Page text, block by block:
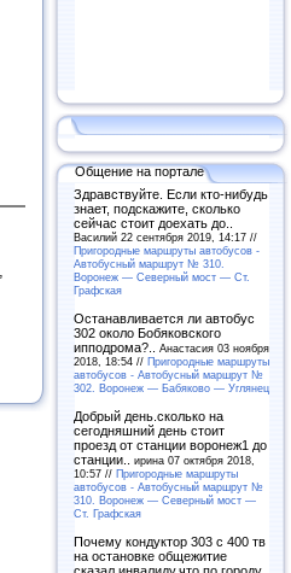
Общение на портале
Здравствуйте. Если кто-нибудь
знает, подскажите, сколько
сейчас стоит доехать до..
Василий 22 сентября 2019, 14:17 //
Пригородные маршруты автобусов -
Автобусный маршрут № 310.
Воронеж — Северный мост — Ст.
Графская
Останавливается ли автобус
302 около Бобяковского
ипподрома?.. Анастасия 03 ноября
2018, 18:54 // Пригородные маршруты
автобусов - Автобусный маршрут №
302. Воронеж — Бабяково — Углянец
Добрый день.сколько на
сегодняшний день стоит
проезд от станции воронеж1 до
станции.. ирина 07 октября 2018,
10:57 // Пригородные маршруты
автобусов - Автобусный маршрут №
310. Воронеж — Северный мост —
Ст. Графская
Почему кондуктор 303 с 400 тв
на остановке общежитие